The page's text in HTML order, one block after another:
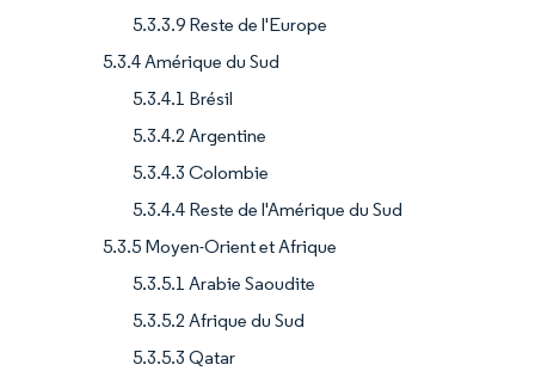
5.3.3.9 Reste de l'Europe
5.3.4 Amérique du Sud
5.3.4.1 Brésil
5.3.4.2 Argentine
5.3.4.3 Colombie
5.3.4.4 Reste de l'Amérique du Sud
5.3.5 Moyen-Orient et Afrique
5.3.5.1 Arabie Saoudite
5.3.5.2 Afrique du Sud
5.3.5.3 Qatar